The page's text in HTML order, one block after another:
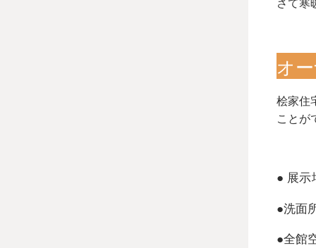
オ
桧家住
ことが
● 展示
●洗面
●全館